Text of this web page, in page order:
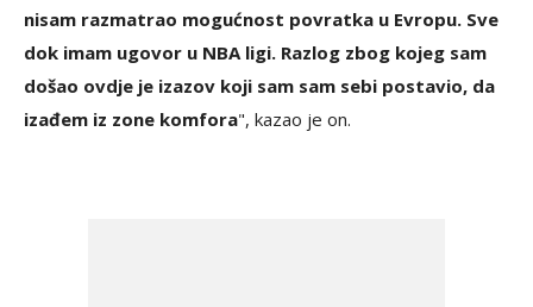
nisam razmatrao mogućnost povratka u Evropu. Sve
dok imam ugovor u NBA ligi. Razlog zbog kojeg sam
došao ovdje je izazov koji sam sam sebi postavio, da
izađem iz zone komfora", kazao je on.